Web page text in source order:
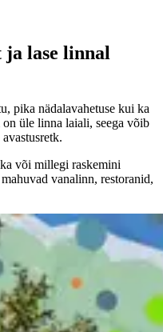
ja lase linnal
pika nädalavahetuse kui ka
üle linna laiali, seega võib
või millegi raskemini
vanalinn, restoranid,